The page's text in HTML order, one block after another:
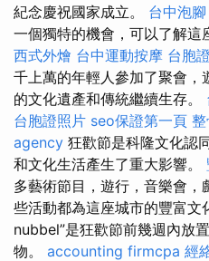
紀念慶祝國家成立。 台中泡腳
一個獨特的機會，可以了解這
西式外燴 台中運動按摩 台胞
千上萬的年輕人參加了聚會
的文化遺產和傳統繼續生存。
台胞證照片 seo保證第一頁
agency 狂歡節是科隆文化認
和文化生活產生了重大影響。
多藝術節目，遊行，音樂會
些活動都為這座城市的豐富文
nubbel”是狂歡節前幾週內放
物。 accounting firmcpa 經